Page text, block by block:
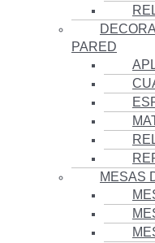
PARED
MESAS